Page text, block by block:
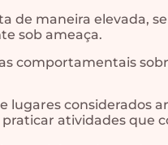
de maneira elevada,
sob ameaça.
comportamentais
lugares considerados
praticar atividades que